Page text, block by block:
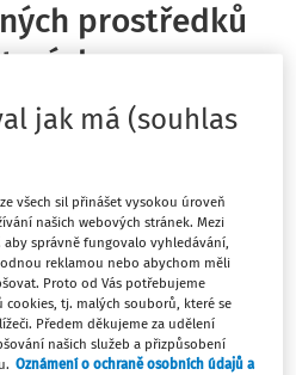
prostředků
(zákon o
vývoje a
pozdějších
jak má (souhlas
všech sil přinášet vysokou úroveň
našich webových stránek. Mezi
správně fungovalo vyhledávání,
reklamou nebo abychom měli
Proto od Vás potřebujeme
cookies, tj. malých souborů, které se
Předem děkujeme za udělení
našich služeb a přizpůsobení
Oznámení o ochraně osobních údajů a